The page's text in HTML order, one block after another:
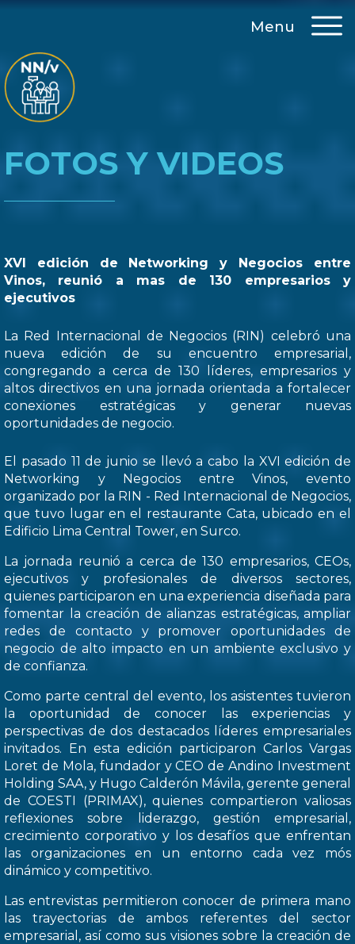
Menu
FOTOS Y VIDEOS
XVI edición de Networking y Negocios entre
Vinos, reunió a mas de 130 empresarios y
ejecutivos
La Red Internacional de Negocios (RIN) celebró una
nueva edición de su encuentro empresarial,
congregando a cerca de 130 líderes, empresarios y
altos directivos en una jornada orientada a fortalecer
conexiones estratégicas y generar nuevas
oportunidades de negocio.
El pasado 11 de junio se llevó a cabo la XVI edición de
Networking y Negocios entre Vinos, evento
organizado por la RIN - Red Internacional de Negocios,
que tuvo lugar en el restaurante Cata, ubicado en el
Edificio Lima Central Tower, en Surco.
La jornada reunió a cerca de 130 empresarios, CEOs,
ejecutivos y profesionales de diversos sectores,
quienes participaron en una experiencia diseñada para
fomentar la creación de alianzas estratégicas, ampliar
redes de contacto y promover oportunidades de
negocio de alto impacto en un ambiente exclusivo y
de confianza.
Como parte central del evento, los asistentes tuvieron
la oportunidad de conocer las experiencias y
perspectivas de dos destacados líderes empresariales
invitados. En esta edición participaron Carlos Vargas
Loret de Mola, fundador y CEO de Andino Investment
Holding SAA, y Hugo Calderón Mávila, gerente general
de COESTI (PRIMAX), quienes compartieron valiosas
reflexiones sobre liderazgo, gestión empresarial,
crecimiento corporativo y los desafíos que enfrentan
las organizaciones en un entorno cada vez mós
dinámico y competitivo.
Las entrevistas permitieron conocer de primera mano
las trayectorias de ambos referentes del sector
empresarial, así como sus visiones sobre la creación de